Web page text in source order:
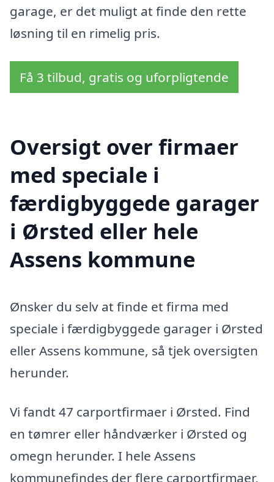
garage, er det muligt at finde den rette
løsning til en rimelig pris.
Få 3 tilbud, gratis og uforpligtende
Oversigt over firmaer
med speciale i
færdigbyggede garager
i Ørsted eller hele
Assens kommune
Ønsker du selv at finde et firma med
speciale i færdigbyggede garager i Ørsted
eller Assens kommune, så tjek oversigten
herunder.
Vi fandt 47 carportfirmaer i Ørsted. Find
en tømrer eller håndværker i Ørsted og
omegn herunder. I hele Assens
kommunefindes der flere carportfirmaer,